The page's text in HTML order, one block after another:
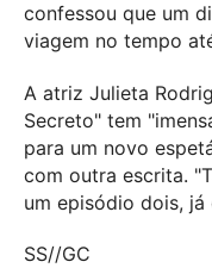
confessou que um
viagem no tempo
A atriz Julieta
Secreto" tem
para um novo
com outra escrita.
um episódio dois, já
SS//GC